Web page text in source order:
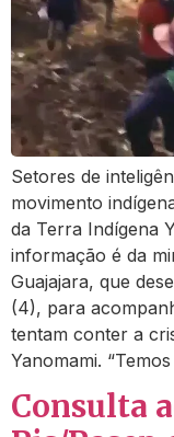
Setores de
movimento
da Terra Indígena
informação é da
Guajajara, que
(4), para
tentam conter a
Yanomami.
Consulta